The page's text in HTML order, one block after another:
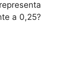
a 0,25?